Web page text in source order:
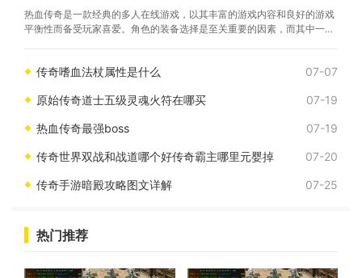
热血传奇是一款经典的多人在线游戏，以其丰富的游戏内容和良好的游戏
平衡性而备受玩家喜爱。角色的装备选择是至关重要的因素，而其中一个
传奇嗜血法杖属性是什么 07-07
原始传奇道士五级灵魂火符在哪买 07-19
热血传奇最强boss 07-19
传奇世界双战和战道哪个好传奇霸主哪里元婴掉 07-20
传奇手游暗殿攻略图文详解 07-25
热门推荐